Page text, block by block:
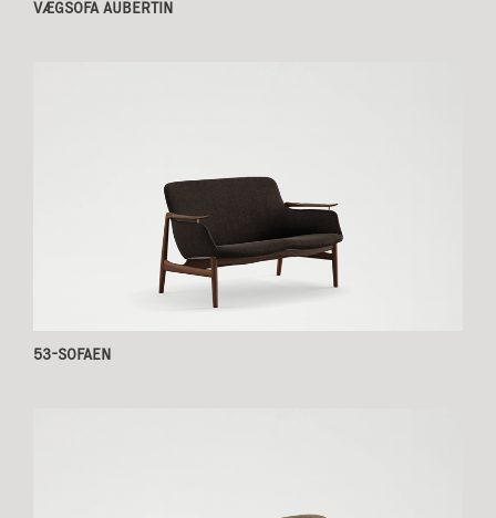
VÆGSOFA AUBERTIN
53-SOFAEN